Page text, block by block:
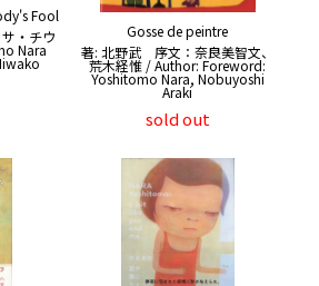
Fool
・チウ
Nara
Gosse de peintre
著: 北野武 序文：奈良美智文、
荒木経惟 / Author: Foreword:
Yoshitomo Nara, Nobuyoshi
Araki
sold out